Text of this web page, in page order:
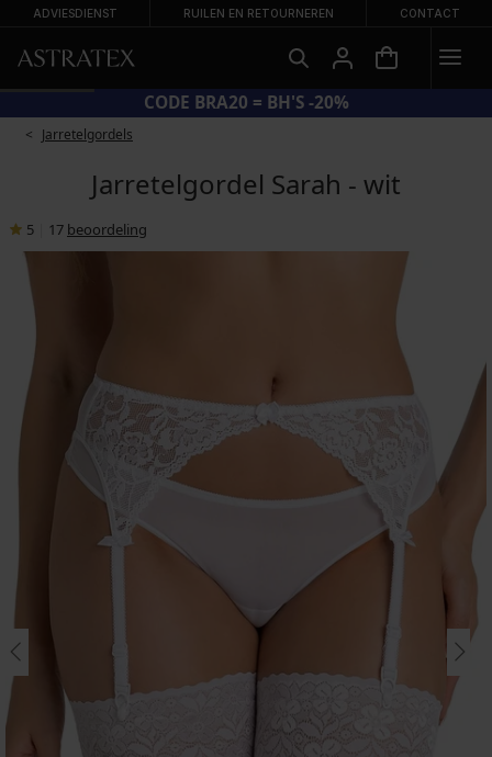
ADVIESDIENST RUILEN EN RETOURNEREN CONTACT
CODE BRA20 = BH'S -20%
Jarretelgordels
Jarretelgordel Sarah - wit
5 17 beoordeling